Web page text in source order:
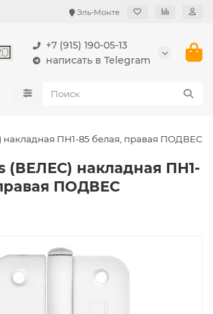
Эль-Монте
+7 (915) 190-05-13
написать в Telegram
накладная ПН1-85 белая, правая ПОДВЕС
(ВЕЛЕС) накладная ПН1-
ПОДВЕС